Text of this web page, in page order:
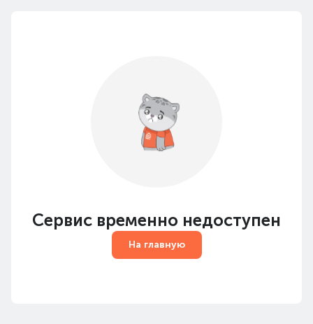
Сервис временно недоступен
На главную